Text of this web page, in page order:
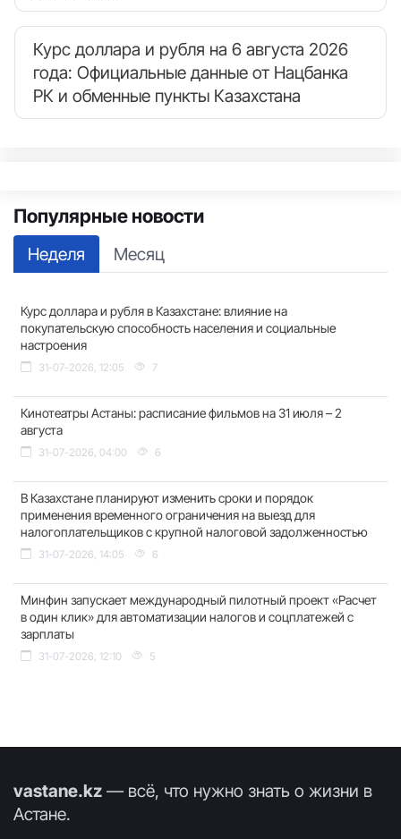
Курс доллара и рубля на 6 августа 2026
года: Официальные данные от Нацбанка
РК и обменные пункты Казахстана
Популярные новости
Неделя Месяц
Курс доллара и рубля в Казахстане: влияние на
покупательскую способность населения и социальные
настроения
31-07-2026, 12:05 7
Кинотеатры Астаны: расписание фильмов на 31 июля – 2
августа
31-07-2026, 04:00 6
В Казахстане планируют изменить сроки и порядок
применения временного ограничения на выезд для
налогоплательщиков с крупной налоговой задолженностью
31-07-2026, 14:05 6
Минфин запускает международный пилотный проект «Расчет
в один клик» для автоматизации налогов и соцплатежей с
зарплаты
31-07-2026, 12:10 5
vastane.kz — всё, что нужно знать о жизни в
Астане.